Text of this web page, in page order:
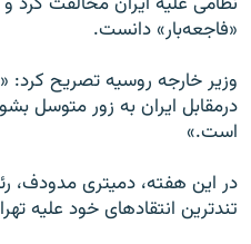
«فاجعه‌بار» دانست.
وزیر خارجه روسیه تصریح کرد:
درمقابل ایران به زور متوسل
است.»
در این هفته، دمیتری مدودف،
تندترین انتقادهای خود علیه